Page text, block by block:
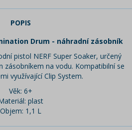
POPIS
Drum - náhradní zásobník
pistol NERF Super Soaker, určený
zásobníkem na vodu. Kompatibilní se
využívající Clip System.
Věk: 6+
plast
Objem: 1,1 L